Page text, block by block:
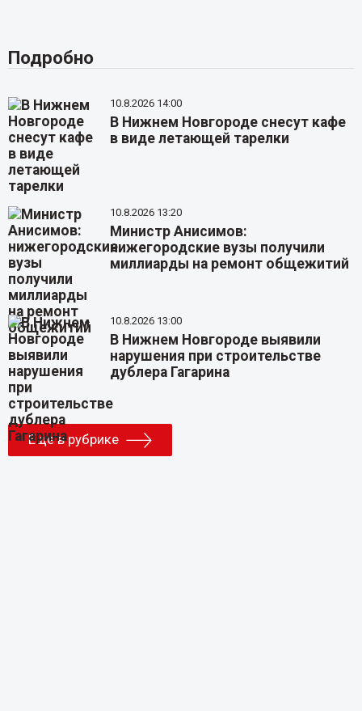
Подробно
10.8.2026 14:00
В Нижнем Новгороде снесут кафе
в виде летающей тарелки
10.8.2026 13:20
Министр Анисимов:
нижегородские вузы получили
миллиарды на ремонт общежитий
10.8.2026 13:00
В Нижнем Новгороде выявили
нарушения при строительстве
дублера Гагарина
Еще в рубрике